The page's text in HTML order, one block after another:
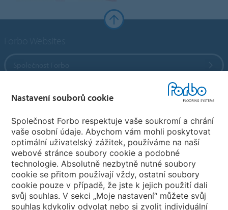
Forbo Flooring Systems
Forbo Movement Systems
Pobočky
Vyberte svou zemi
Nastavení souborů cookie
Společnost Forbo respektuje vaše soukromí a chrání
vaše osobní údaje. Abychom vám mohli poskytovat
optimální uživatelský zážitek, používáme na naší
webové stránce soubory cookie a podobné
technologie. Absolutně nezbytně nutné soubory
cookie se přitom používají vždy, ostatní soubory
cookie pouze v případě, že jste k jejich použití dali
svůj souhlas. V sekci „Moje nastavení“ můžete svůj
souhlas kdykoliv odvolat nebo si zvolit individuální